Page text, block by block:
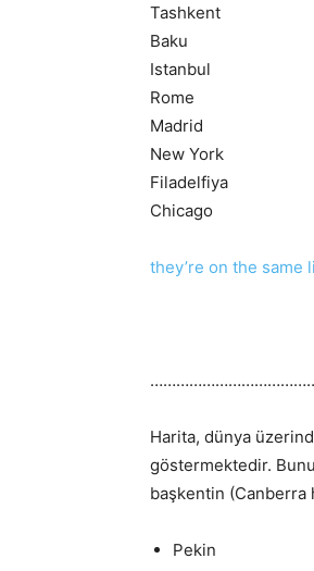
Tashkent
Baku
Istanbul
Rome
Madrid
New York
Filadelfiya
Chicago
they’re on the same
Harita, dünya
göstermektedir.
başkentin (Canberra
Pekin